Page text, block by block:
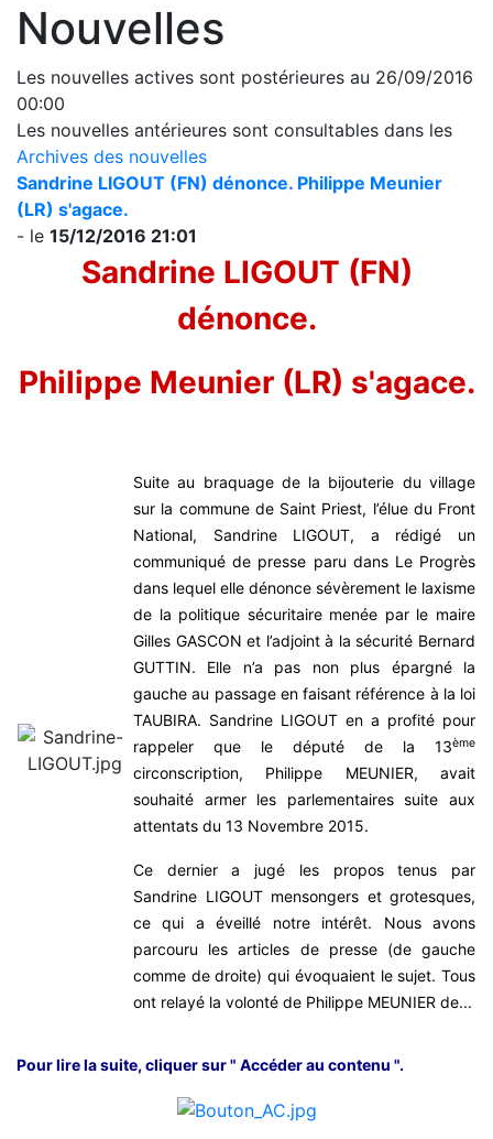
Nouvelles
Les nouvelles actives sont postérieures au 26/09/2016
00:00
Les nouvelles antérieures sont consultables dans les
Archives des nouvelles
Sandrine LIGOUT (FN) dénonce. Philippe Meunier
(LR) s'agace.
- le 15/12/2016 21:01
Sandrine LIGOUT (FN)
dénonce.
Philippe Meunier (LR) s'agace.
Suite au braquage de la bijouterie du village
sur la commune de Saint Priest, l’élue du Front
National, Sandrine LIGOUT, a rédigé un
communiqué de presse paru dans Le Progrès
dans lequel elle dénonce sévèrement le laxisme
de la politique sécuritaire menée par le maire
Gilles GASCON et l’adjoint à la sécurité Bernard
GUTTIN. Elle n’a pas non plus épargné la
gauche au passage en faisant référence à la loi
TAUBIRA. Sandrine LIGOUT en a profité pour
rappeler que le député de la 13ème
circonscription, Philippe MEUNIER, avait
souhaité armer les parlementaires suite aux
attentats du 13 Novembre 2015.
Ce dernier a jugé les propos tenus par
Sandrine LIGOUT mensongers et grotesques,
ce qui a éveillé notre intérêt. Nous avons
parcouru les articles de presse (de gauche
comme de droite) qui évoquaient le sujet. Tous
ont relayé la volonté de Philippe MEUNIER de...
Pour lire la suite, cliquer sur " Accéder au contenu ".